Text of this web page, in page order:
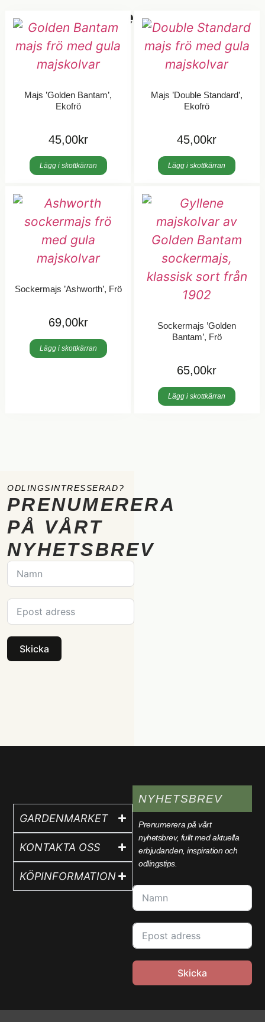
Relaterade Produkter
Majs ’Golden Bantam’,
Ekofrö
45,00kr
Lägg i skottkärran
Majs ’Double Standard’,
Ekofrö
45,00kr
Lägg i skottkärran
Sockermajs ’Ashworth’, Frö
69,00kr
Lägg i skottkärran
Sockermajs ’Golden
Bantam’, Frö
65,00kr
Lägg i skottkärran
ODLINGSINTRESSERAD?
PRENUMERERA
PÅ VÅRT
NYHETSBREV
Skicka
GARDENMARKET
KONTAKTA OSS
KÖPINFORMATION
NYHETSBREV
Prenumerera på vårt
nyhetsbrev, fullt med aktuella
erbjudanden, inspiration och
odlingstips.
Skicka